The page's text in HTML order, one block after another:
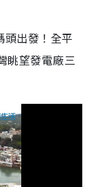
出發！全平
眺望發電廠三